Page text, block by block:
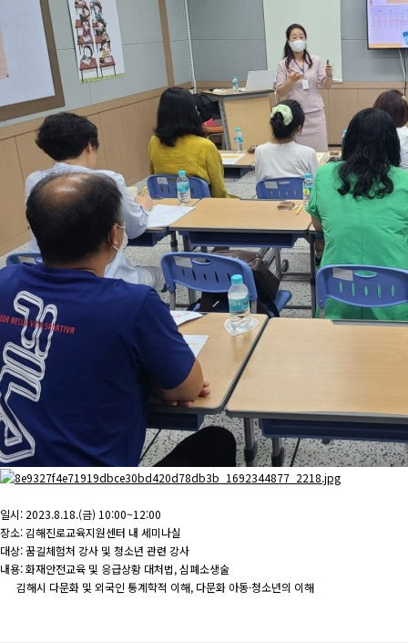
일시: 2023.8.18.(금) 10:00~12:00
장소: 김해진로교육지원센터 내 세미나실
대상: 꿈길체험처 강사 및 청소년 관련 강사
내용: 화재안전교육 및 응급상황 대처법, 심폐소생술
김해시 다문화 및 외국인 통계학적 이해, 다문화 아동·청소년의 이해